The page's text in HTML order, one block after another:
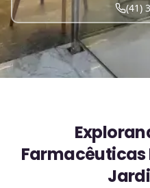
(41)